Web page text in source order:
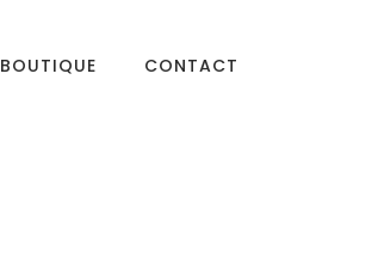
BOUTIQUE CONTACT